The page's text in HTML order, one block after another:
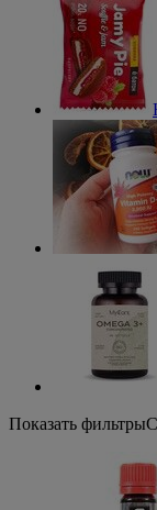
Показать фильтры